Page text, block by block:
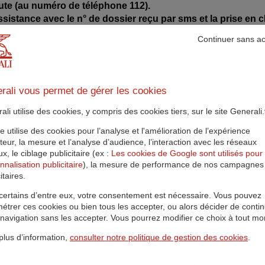
(au numéro de téléphone 112).
avec le n° de dossier reçu par sms et la prise en
de 300 €.
moi : à partir de quelle
t-elle ?
à cause d'un accident, d'une panne de batterie, d'une
à toute heure et en tout lieu pour vous dépanner, même
?
plus visible ;
passagers, munis de vos gilets de sécurité. Mettez-vous en
de votre voiture.
vous permet de gérer les cookies
utilise des cookies, y compris des cookies tiers, sur le site
utilise des cookies pour l’analyse et l'amélioration de l’expérience
la mesure et l’analyse d’audience, l’interaction avec les réseaux
le ciblage publicitaire (ex : Les cookies de Google sont utilisés pour
publicitaire), la mesure de performance de nos campagnes
d’entre eux, votre consentement est nécessaire. Vous pouvez
ces cookies ou bien tous les accepter, ou alors décider de
sans les accepter. Vous pourrez modifier ce choix à tout
d’information, consulter notre politique de gestion des cookies.
Continuer sans